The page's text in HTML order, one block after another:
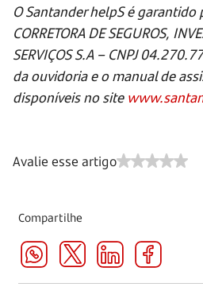
O Santander helpS é garantido
CORRETORA DE SEGUROS,
SERVIÇOS S.A – CNPJ
da ouvidoria e o manual de
disponíveis no site
Avalie esse artigo
Compartilhe